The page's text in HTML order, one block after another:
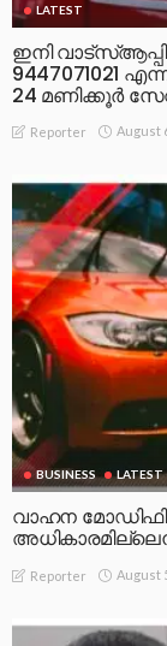
LATEST
ഇനി
9447071021
24 മണിക്കൂർ
Reporter August
BUSINESS LATEST
വാഹന
Reporter August